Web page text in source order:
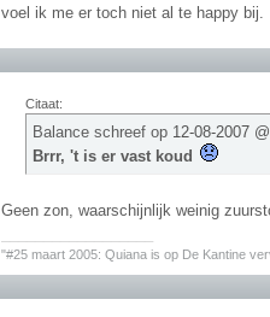
voel ik me er toch niet al te happy bij.
Citaat:
Balance schreef op 12-08-2007
Brrr, 't is er vast koud
Geen zon, waarschijnlijk weinig
"#25 maart 2005: Quiana is op De Kantine